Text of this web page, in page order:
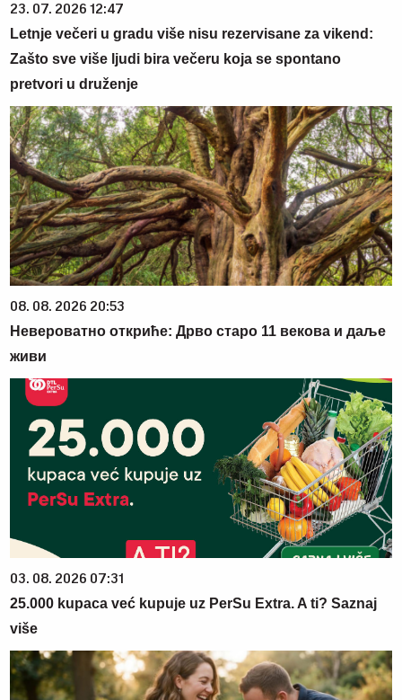
23. 07. 2026 12:47
Letnje večeri u gradu više nisu rezervisane za vikend:
Zašto sve više ljudi bira večeru koja se spontano
pretvori u druženje
08. 08. 2026 20:53
Невероватно откриће: Дрво старо 11 векова и даље
живи
03. 08. 2026 07:31
25.000 kupaca već kupuje uz PerSu Extra. A ti? Saznaj
više